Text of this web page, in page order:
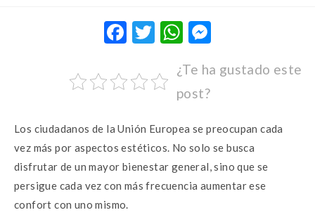
F
e
b
o
o
k
T
it
te
r
W
at
s
A
p
p
se
g
er
¿Te ha gustado este
post?
Los ciudadanos de la Unión Europea se preocupan cada
vez más por aspectos estéticos. No solo se busca
disfrutar de un mayor bienestar general, sino que se
persigue cada vez con más frecuencia aumentar ese
confort con uno mismo.